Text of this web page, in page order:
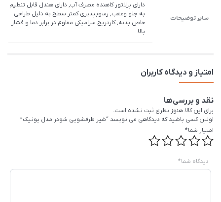
سایر توضیحات
دارای پرلاتور کاهنده مصرف آب, دارای هندل قابل تنظیم
به جلو وعقب, رسوب­پذیری کم­تر سطح به دلیل طراحی
خاص بدنه, کارتریج سرامیکی مقاوم در برابر دما و فشار
بالا
امتیاز و دیدگاه کاربران
نقد و بررسی‌ها
برای این کالا هنوز نظری ثبت نشده است.
اولین کسی باشید که دیدگاهی می نویسد “شیر ظرفشویی شودر مدل یونیک”
امتیاز شما*
دیدگاه شما*